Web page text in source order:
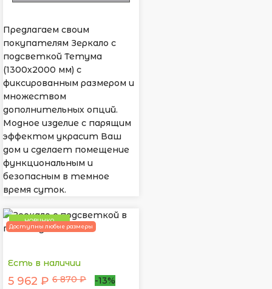
Предлагаем своим
покупателям Зеркало с
подсветкой Тетума
(1300х2000 мм) с
фиксированным размером и
множеством
дополнительных опций.
Модное изделие с парящим
эффектом украсит Ваш
дом и сделает помещение
функциональным и
безопасным в темное
время суток.
НОВИНКА
Доступны любые размеры
Есть в наличии
5 962 ₽ 6 870 ₽
-13%